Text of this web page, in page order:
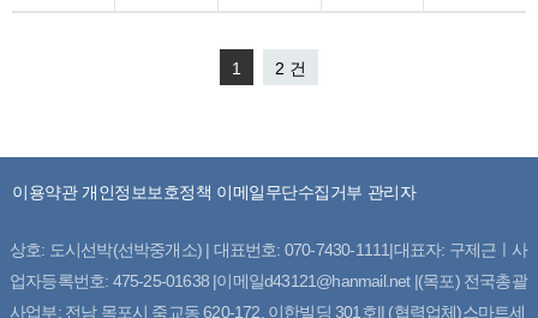
1 2 건
이용약관 개인정보보호정책 이메일무단수집거부 관리자
상호: 도시선박(선박중개소) | 대표번호: 070-7430-1111|대표자: 구제근ㅣ사
업자등록번호: 475-25-01638 |이메일d43121@hanmail.net |(목포) 전국총괄
사업부: 전남 목포시 죽교동 620-172. 이한빌딩 301호|| (협력업체)스마트세